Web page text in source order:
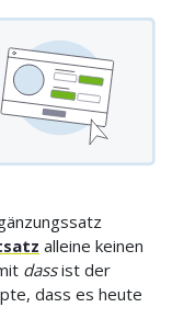
alleine keinen
dassist der
dass es heute